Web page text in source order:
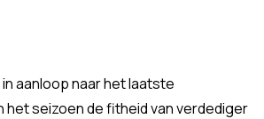
aanloop naar het laatste
het seizoen de fitheid van verdediger